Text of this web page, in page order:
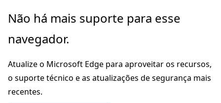
Pular
o
principal
Ignore
passe
a
navegação
na
Não há mais suporte para esse
navegador.
Atualize o Microsoft Edge para aproveitar os recursos,
o suporte técnico e as atualizações de segurança mais
recentes.